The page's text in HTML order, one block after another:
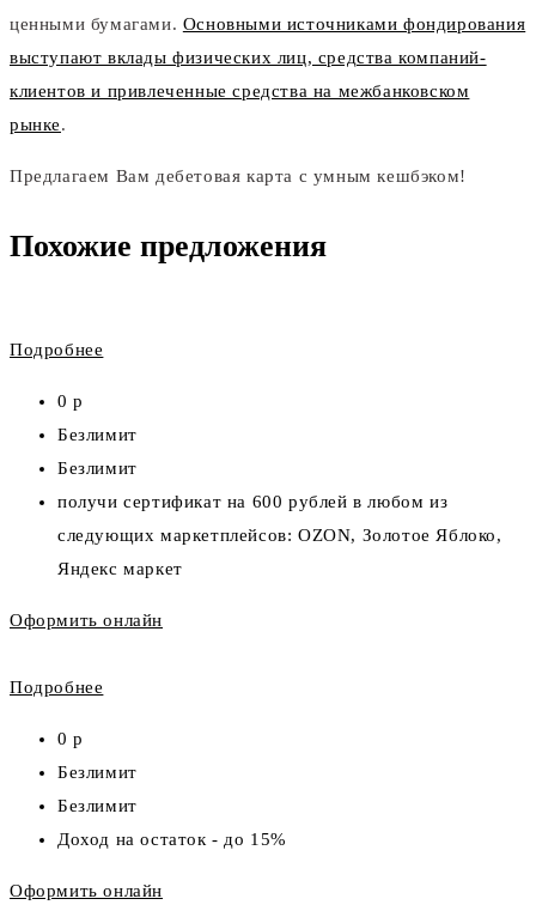
ценными бумагами. Основными источниками фондирования
выступают вклады физических лиц, средства компаний-
клиентов и привлеченные средства на межбанковском
рынке.
Предлагаем Вам дебетовая карта с умным кешбэком!
Похожие предложения
Подробнее
0 р
Безлимит
Безлимит
получи сертификат на 600 рублей в любом из
следующих маркетплейсов: OZON, Золотое Яблоко,
Яндекс маркет
Оформить онлайн
Подробнее
0 р
Безлимит
Безлимит
Доход на остаток - до 15%
Оформить онлайн